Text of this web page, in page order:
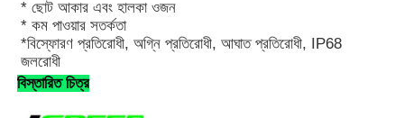
এলইডি মাইনিং ল্যাম্প
* ছোট আকার এবং হালকা ওজন
* কম পাওয়ার সতর্কতা
*বিস্ফোরণ প্রতিরোধী, অগ্নি প্রতিরোধী, আঘাত প্রতিরোধী, IP68
জলরোধী
বিস্তারিত চিত্র